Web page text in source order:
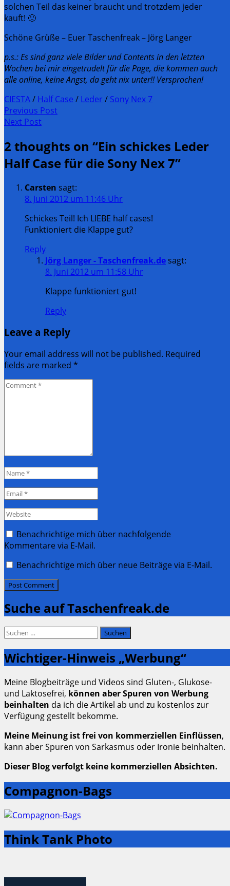
solchen Teil das keiner braucht und trotzdem jeder
kauft! 🙂
Schöne Grüße – Euer Taschenfreak – Jörg Langer
p.s.: Es sind ganz viele Bilder und Contents in den letzten
Wochen bei mir eingetrudelt für die Page, die kommen auch
alle online, keine Angst, da geht nix unter!! Versprochen!
CIESTA/ Half Case / Leder / Sony Nex 7
Post
navigation
Previous Post
Previous
Next Post
Post:
2 thoughts on “Ein schickes Leder
Half Case für die Sony Nex 7”
Carsten sagt:
8. Juni 2012 um 11:46 Uhr
Schickes Teil! Ich LIEBE half cases!
Funktioniert die Klappe gut?
Reply
Jörg Langer - Taschenfreak.desagt:
8. Juni 2012 um 11:58 Uhr
Klappe funktioniert gut!
Reply
Leave a Reply
Your email address will not be published. Required
fields are marked *
Comment
Name
Email
Website
Benachrichtige mich über nachfolgende
Kommentare via E-Mail.
Benachrichtige mich über neue Beiträge via E-Mail.
Suche auf Taschenfreak.de
Suchen
Wichtiger-Hinweis „Werbung“
Meine Blogbeiträge und Videos sind Gluten-, Glukose-
und Laktosefrei, können aber Spuren von Werbung
beinhalten da ich die Artikel ab und zu kostenlos zur
Verfügung gestellt bekomme.
Meine Meinung ist frei von kommerziellen Einflüssen,
kann aber Spuren von Sarkasmus oder Ironie beinhalten.
Dieser Blog verfolgt keine kommerziellen Absichten.
Compagnon-Bags
Think Tank Photo